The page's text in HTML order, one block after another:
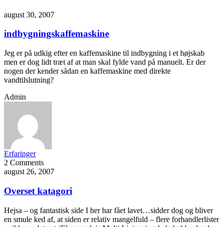
august 30, 2007
indbygningskaffemaskine
Jeg er på udkig efter en kaffemaskine til indbygning i et højskab
men er dog lidt træt af at man skal fylde vand på manuelt. Er der
nogen der kender sådan en kaffemaskine med direkte
vandtilslutning?
Admin
Erfaringer
2 Comments
august 26, 2007
Overset katagori
Hejsa – og fantastisk side I her har fået lavet…sidder dog og bliver
en smule ked af, at siden er relativ mangelfuld – flere forhandlerlister